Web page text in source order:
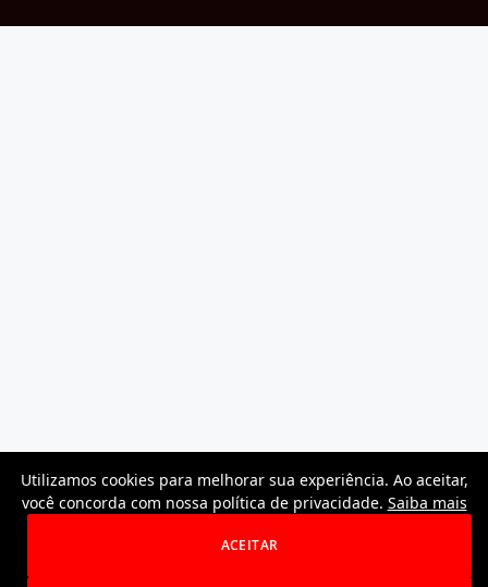
Utilizamos cookies para melhorar sua experiência. Ao aceitar,
você concorda com nossa política de privacidade. Saiba mais
ACEITAR